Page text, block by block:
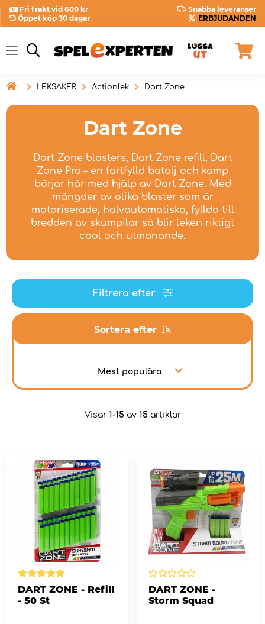
Fri frakt vid 600 kr
Snabba leveranser
Öppet köp 30 dagar
ERBJUDANDEN
 LEKSAKER Actionlek Dart Zone
Dart Zone
Dart Zone blasters, Dart Zone refill, Dart
Zone Pro – en fartfylld batalj och kamp
börjar här med hjälp av Dart Zone. Med
mängder av olika blaster som är
motoriserade, halvautomatiska, fyllda till
bredden av skumpilar så blir leken riktigt
cool och utmanande.
Filtrera efter
Sortera efter
Mest populära
Visar 1-15 av 15 artiklar
DART ZONE - Refill
- 50 St
DART ZONE -
Storm Squad